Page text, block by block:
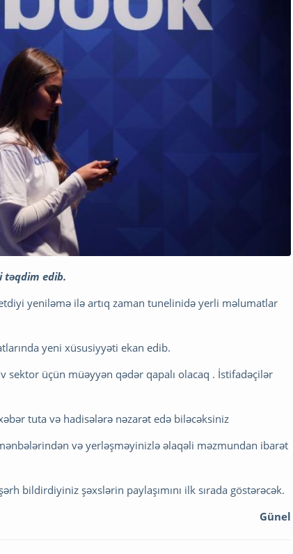
təqdim edib.
yeniləmə ilə artıq zaman tunelinidə yerli məlumatlar
yeni xüsusiyyəti ekan edib.
üçün müəyyən qədər qapalı olacaq . İstifadəçilər
tuta və hadisələrə nəzarət edə biləcəksiniz
və yerləşməyinizlə əlaqəli məzmundan ibarət
bildirdiyiniz şəxslərin paylaşımını ilk sırada göstərəcək.
Günel